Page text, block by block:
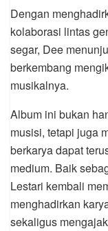
Dengan
kolaborasi lintas
segar, Dee
berkembang
musikalnya.
Album ini bukan
musisi, tetapi juga
berkarya dapat
medium. Baik
Lestari kembali
menghadirkan
sekaligus